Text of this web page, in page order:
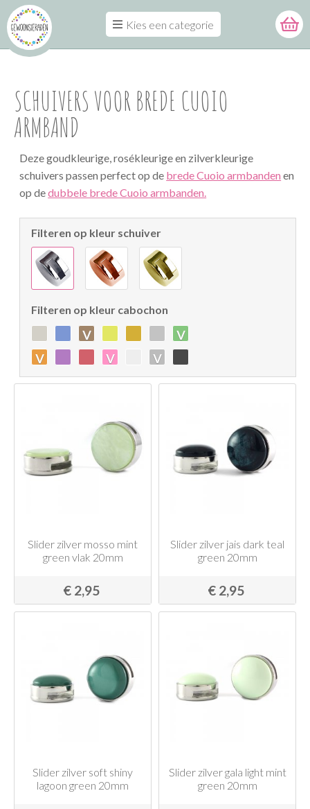
Kies een categorie
SCHUIVERS VOOR BREDE CUOIO
ARMBAND
Deze goudkleurige, rosékleurige en zilverkleurige
schuivers passen perfect op de brede Cuoio armbanden en
op dedubbele brede Cuoio armbanden.
Filteren op kleur schuiver
Filteren op kleur cabochon
v
v
v
v v
Slider zilver mosso mint
green vlak 20mm
€ 2,95
Slider zilver jais dark teal
green 20mm
€ 2,95
Slider zilver soft shiny
lagoon green 20mm
Slider zilver gala light mint
green 20mm